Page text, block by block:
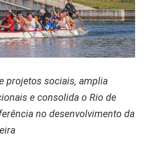
projetos sociais, amplia
e consolida o Rio de
no desenvolvimento da